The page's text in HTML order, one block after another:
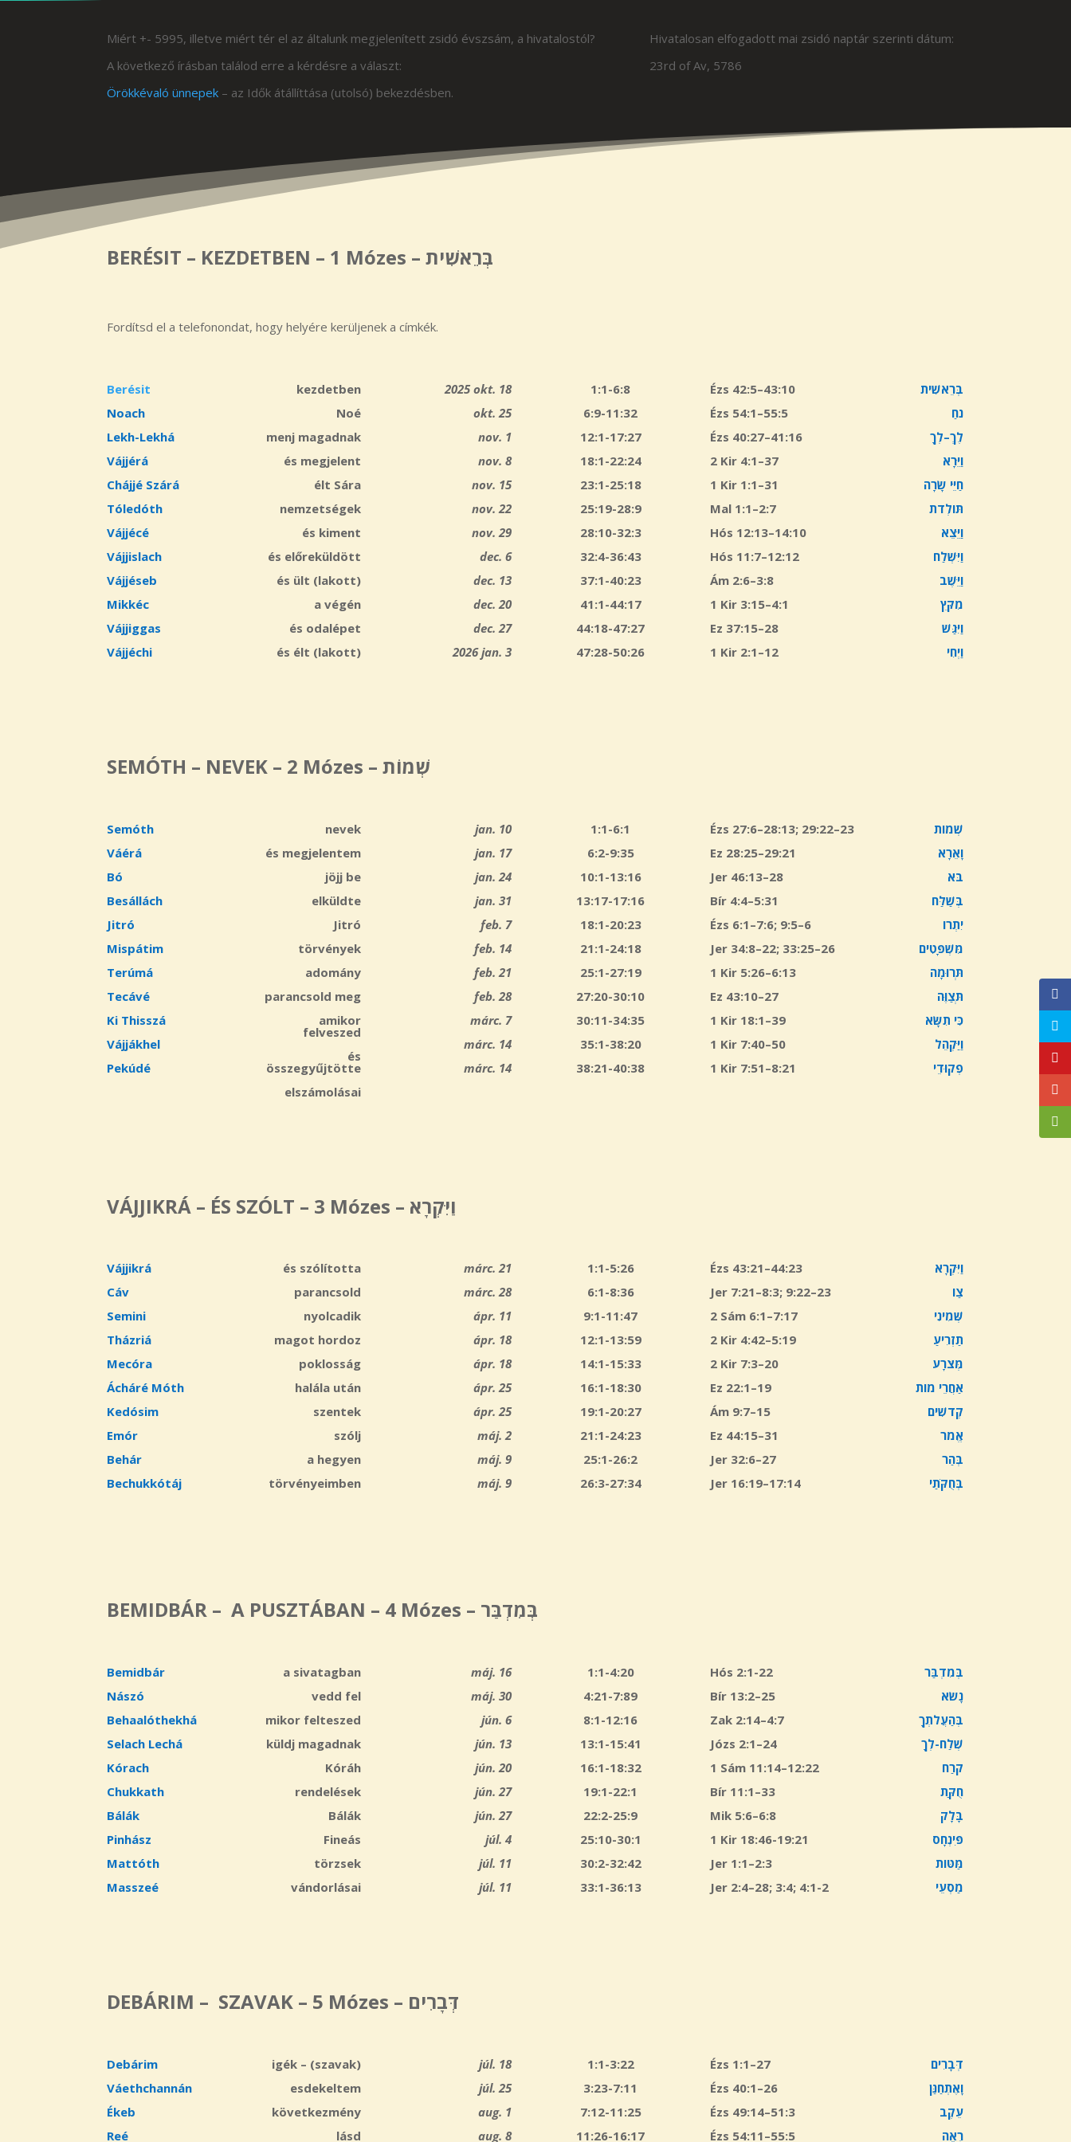
Miért +- 5995, illetve miért tér el az általunk megjelenített zsidó évszsám, a hivatalostól?
A következő írásban találod erre a kérdésre a választ:
Örökkévaló ünnepek – az Idők átállíttása (utolsó) bekezdésben.
Hivatalosan elfogadott mai zsidó naptár szerinti dátum:
23rd of Av, 5786
BERÉSIT – KEZDETBEN – 1 Mózes – בְּרֵאשִׁית
Fordítsd el a telefonondat, hogy helyére kerüljenek a címkék.
Berésit
Noach
Lekh-Lekhá
Vájjérá
Chájjé Szárá
Tóledóth
Vájjécé
Vájjislach
Vájjéseb
Mikkéc
Vájjiggas
Vájjéchi
kezdetben
Noé
menj magadnak
és megjelent
élt Sára
nemzetségek
és kiment
és előreküldött
és ült (lakott)
a végén
és odalépet
és élt (lakott)
2025 okt. 18
okt. 25
nov. 1
nov. 8
nov. 15
nov. 22
nov. 29
dec. 6
dec. 13
dec. 20
dec. 27
2026 jan. 3
1:1-6:8
6:9-11:32
12:1-17:27
18:1-22:24
23:1-25:18
25:19-28:9
28:10-32:3
32:4-36:43
37:1-40:23
41:1-44:17
44:18-47:27
47:28-50:26
Ézs 42:5–43:10
Ézs 54:1–55:5
Ézs 40:27–41:16
2 Kir 4:1–37
1 Kir 1:1–31
Mal 1:1–2:7
Hós 12:13–14:10
Hós 11:7–12:12
Ám 2:6–3:8
1 Kir 3:15–4:1
Ez 37:15–28
1 Kir 2:1–12
בְּרֵאשִׁית
נֹחַ
לֶךְ–לְךָ
וַיֵּרָא
חַיֵּי שָׂרָה
תּוֹלְדֹת
וַיֵּצֵא
וַיִּשְׁלַח
וַיֵּשֶׁב
מִקֵּץ
וַיִּגַּשׁ
וַיְחִי
SEMÓTH – NEVEK – 2 Mózes – שְׁמוֹת
Semóth
Váérá
Bó
Besállách
Jitró
Mispátim
Terúmá
Tecávé
Ki Thisszá
Vájjákhel
Pekúdé
nevek
és megjelentem
jöjj be
elküldte
Jitró
törvények
adomány
parancsold meg
amikor
felveszed
és
összegyűjtötte
elszámolásai
jan. 10
jan. 17
jan. 24
jan. 31
feb. 7
feb. 14
feb. 21
feb. 28
márc. 7
márc. 14
márc. 14
1:1-6:1
6:2-9:35
10:1-13:16
13:17-17:16
18:1-20:23
21:1-24:18
25:1-27:19
27:20-30:10
30:11-34:35
35:1-38:20
38:21-40:38
Ézs 27:6–28:13; 29:22–23
Ez 28:25–29:21
Jer 46:13–28
Bír 4:4–5:31
Ézs 6:1–7:6; 9:5–6
Jer 34:8–22; 33:25–26
1 Kir 5:26–6:13
Ez 43:10–27
1 Kir 18:1–39
1 Kir 7:40–50
1 Kir 7:51–8:21
שְׁמוֹת
וָאֵרָא
בֹּא
בְּשַׁלַּח
יִתְרוֹ
מִּשְׁפָּטִים
תְּרוּמָה
תְּצַוֶּה
כִּי תִשָּׂא
וַיַּקְהֵל
פְקוּדֵי
VÁJJIKRÁ – ÉS SZÓLT – 3 Mózes – וַיִּקְרָא
Vájjikrá
Cáv
Semini
Tházriá
Mecóra
Ácháré Móth
Kedósim
Emór
Behár
Bechukkótáj
és szólította
parancsold
nyolcadik
magot hordoz
poklosság
halála után
szentek
szólj
a hegyen
törvényeimben
márc. 21
márc. 28
ápr. 11
ápr. 18
ápr. 18
ápr. 25
ápr. 25
máj. 2
máj. 9
máj. 9
1:1-5:26
6:1-8:36
9:1-11:47
12:1-13:59
14:1-15:33
16:1-18:30
19:1-20:27
21:1-24:23
25:1-26:2
26:3-27:34
Ézs 43:21–44:23
Jer 7:21–8:3; 9:22–23
2 Sám 6:1–7:17
2 Kir 4:42–5:19
2 Kir 7:3–20
Ez 22:1–19
Ám 9:7–15
Ez 44:15–31
Jer 32:6–27
Jer 16:19–17:14
וַיִּקְרָא
צַו
שְּׁמִינִי
תַזְרִיעַ
מְּצֹרָע
אַחֲרֵי מוֹת
קְדֹשִׁים
אֱמֹר
בְּהַר
בְּחֻקֹּתַי
BEMIDBÁR – A PUSZTÁBAN – 4 Mózes – בְּמִדְבַּר
Bemidbár
Nászó
Behaalóthekhá
Selach Lechá
Kórach
Chukkath
Bálák
Pinhász
Mattóth
Masszeé
a sivatagban
vedd fel
mikor felteszed
küldj magadnak
Kóráh
rendelések
Bálák
Fineás
törzsek
vándorlásai
máj. 16
máj. 30
jún. 6
jún. 13
jún. 20
jún. 27
jún. 27
júl. 4
júl. 11
júl. 11
1:1-4:20
4:21-7:89
8:1-12:16
13:1-15:41
16:1-18:32
19:1-22:1
22:2-25:9
25:10-30:1
30:2-32:42
33:1-36:13
Hós 2:1-22
Bír 13:2–25
Zak 2:14–4:7
Józs 2:1–24
1 Sám 11:14–12:22
Bír 11:1–33
Mik 5:6–6:8
1 Kir 18:46-19:21
Jer 1:1–2:3
Jer 2:4–28; 3:4; 4:1-2
בְּמִדְבַּר
נָשֹׂא
בְּהַעֲלֹתְךָ
שְׁלַח-לְךָ
קֹרַח
חֻקַּת
בָּלָק
פִּינְחָס
מַּטּוֹת
מַסְעֵי
DEBÁRIM – SZAVAK – 5 Mózes – דְּבָרִים
Debárim
Váethchannán
Ékeb
Reé
igék – (szavak)
esdekeltem
következmény
lásd
júl. 18
júl. 25
aug. 1
aug. 8
1:1-3:22
3:23-7:11
7:12-11:25
11:26-16:17
Ézs 1:1–27
Ézs 40:1–26
Ézs 49:14–51:3
Ézs 54:11–55:5
דְּבָרִים
וָאֶתְחַנַּן
עֵקֶב
רְאֵה